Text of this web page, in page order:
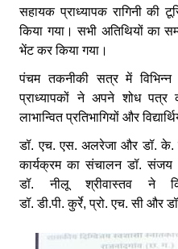
सहायक प्राध्यापक रागिनी की
किया गया। सभी अतिथियों का
भेंट कर किया गया।
पंचम तकनीकी सत्र में विभिन्न
प्राध्यापकों ने अपने शोध
लाभान्वित प्रतिभागियों और
डॉ. एच. एस. अलरेजा और डॉ. के.
कार्यक्रम का संचालन डॉ. संजय
डॉ. नीलू श्रीवास्तव ने
डॉ. डी.पी. कुर्रे, प्रो. एच. सी और